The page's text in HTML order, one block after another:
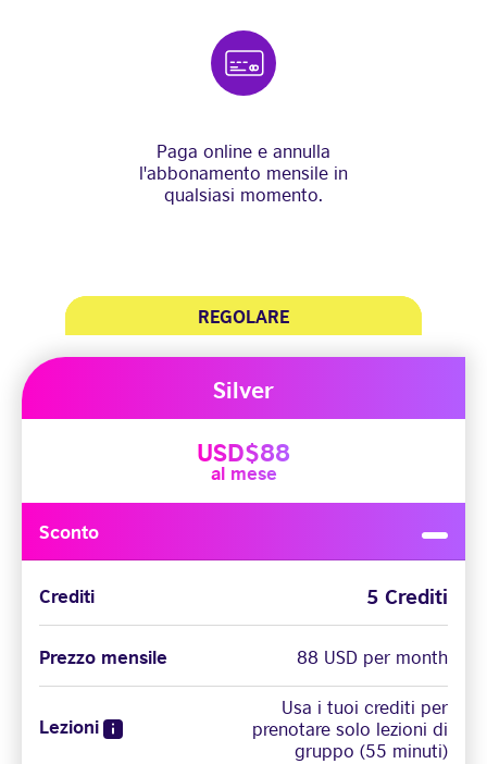
Paga online e annulla
l'abbonamento mensile in
qualsiasi momento.
INTENSIVI
INTENSIVI
Silver
REGOLARE
USD$88
al mese
Sconto
Crediti 5 Crediti
Prezzo mensile 88 USD per month
Lezioni
Usa i tuoi crediti per
prenotare solo lezioni di
gruppo (55 minuti)